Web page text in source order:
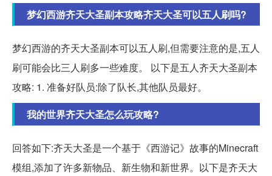
梦幻西游齐天大圣副本攻略齐天大圣可以五人刷吗?
梦幻西游的齐天大圣副本可以五人刷,但需要注意的是,五人
刷可能会比三人刷多一些难度。 以下是五人齐天大圣副本
攻略: 1. 准备好队员:除了队长,其他队员最好。
我的世界齐天大圣怎么玩攻略?
回答如下:齐天大圣是一个基于《西游记》故事的Minecraft
模组,添加了许多新物品、新生物和新世界。以下是齐天大